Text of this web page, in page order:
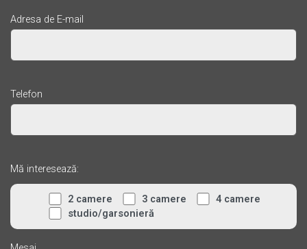
Adresa de E-mail
Telefon
Mă interesează:
2 camere 3 camere
4 camere
studio/garsonieră